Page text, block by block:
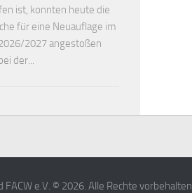
ist, konnten heute die
für eine Neuauflage im
2027 angestoßen
der...
FACW e.V. © 2026. Alle Rechte vorbehalten.